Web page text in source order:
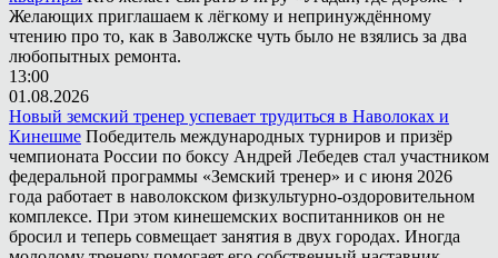
Желающих приглашаем к лёгкому и непринуждённому
чтению про то, как в Заволжске чуть было не взялись за два
любопытных ремонта.
13:00
01.08.2026
Новый земский тренер успевает трудиться в Наволоках и
Кинешме Победитель международных турниров и призёр
чемпионата России по боксу Андрей Лебедев стал участником
федеральной программы «Земский тренер» и с июня 2026
года работает в наволокском физкультурно-оздоровительном
комплексе. При этом кинешемских воспитанников он не
бросил и теперь совмещает занятия в двух городах. Иногда